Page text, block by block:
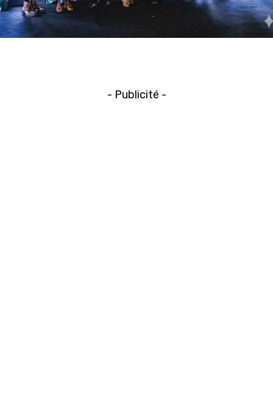
- Publicité -